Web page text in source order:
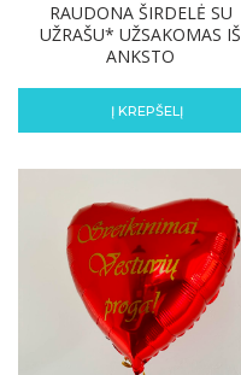
RAUDONA ŠIRDELĖ SU
UŽRAŠU* UŽSAKOMAS IŠ
ANKSTO
Į KREPŠELĮ